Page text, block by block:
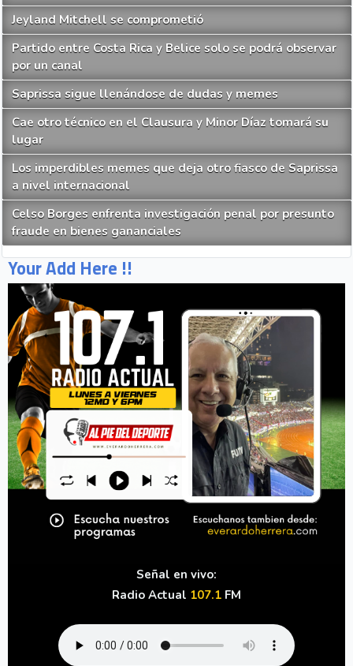
Jeyland Mitchell se comprometió
Partido entre Costa Rica y Belice solo se podrá observar
por un canal
Saprissa sigue llenándose de dudas y memes
Cae otro técnico en el Clausura y Minor Díaz tomará su
lugar
Los imperdibles memes que deja otro fiasco de Saprissa
a nivel internacional
Celso Borges enfrenta investigación penal por presunto
fraude en bienes gananciales
Your Add Here !!
Señal en vivo:
Radio Actual 107.1 FM